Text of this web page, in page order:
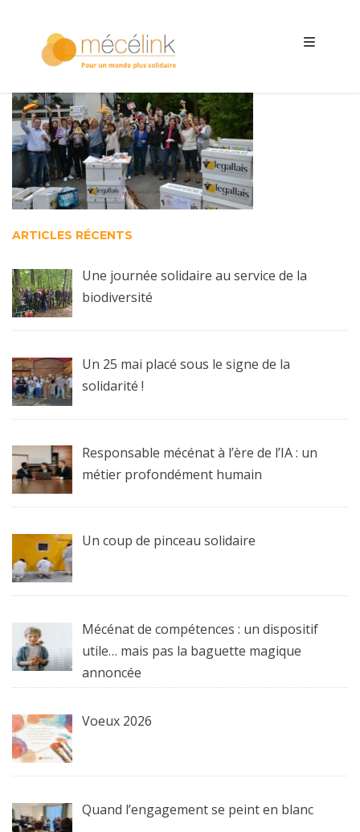
ARTICLES RÉCENTS
Une journée solidaire au service de la
biodiversité
Un 25 mai placé sous le signe de la
solidarité !
Responsable mécénat à l’ère de l’IA : un
métier profondément humain
Un coup de pinceau solidaire
Mécénat de compétences : un dispositif
utile… mais pas la baguette magique
annoncée
Voeux 2026
Quand l’engagement se peint en blanc